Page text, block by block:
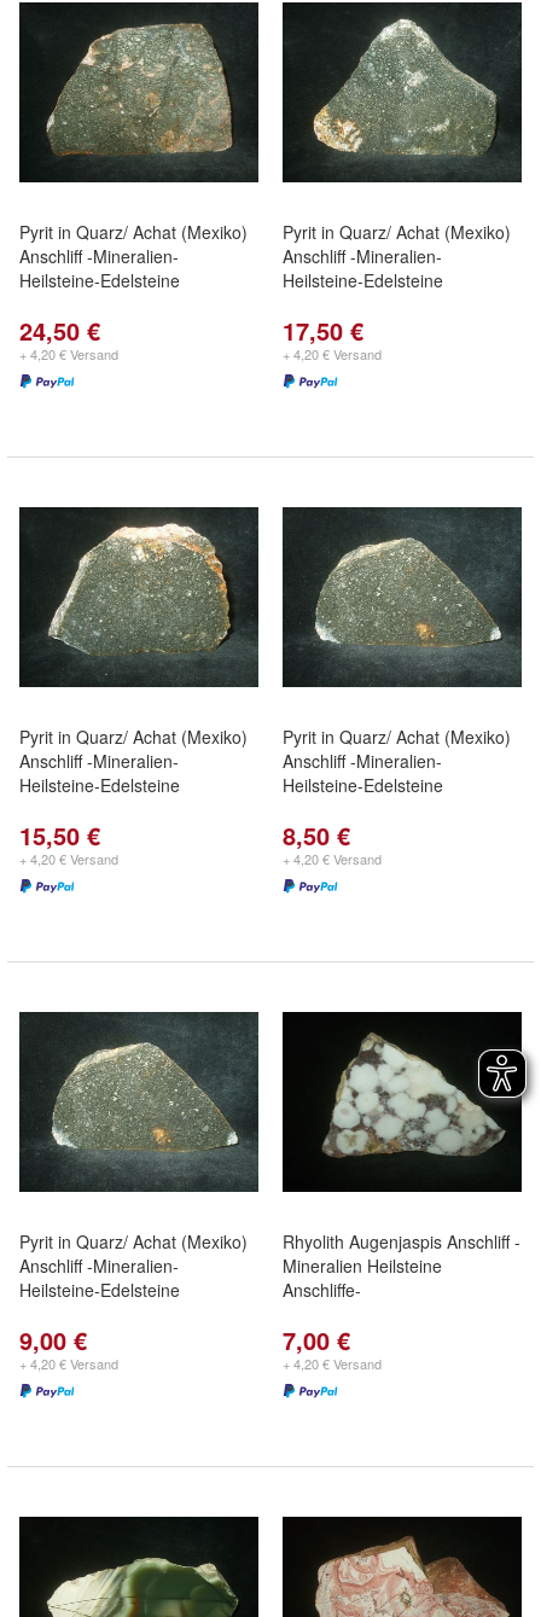
Pyrit in Quarz/ Achat (Mexiko)
Anschliff -Mineralien-
Heilsteine-Edelsteine
24,50 €
+ 4,20 € Versand
Pyrit in Quarz/ Achat (Mexiko)
Anschliff -Mineralien-
Heilsteine-Edelsteine
17,50 €
+ 4,20 € Versand
Pyrit in Quarz/ Achat (Mexiko)
Anschliff -Mineralien-
Heilsteine-Edelsteine
15,50 €
+ 4,20 € Versand
Pyrit in Quarz/ Achat (Mexiko)
Anschliff -Mineralien-
Heilsteine-Edelsteine
8,50 €
+ 4,20 € Versand
Pyrit in Quarz/ Achat (Mexiko)
Anschliff -Mineralien-
Heilsteine-Edelsteine
9,00 €
+ 4,20 € Versand
Rhyolith Augenjaspis Anschliff -
Mineralien Heilsteine
Anschliffe-
7,00 €
+ 4,20 € Versand